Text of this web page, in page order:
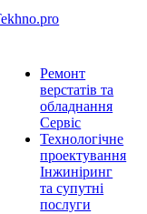
Ремонт
верстатів та
обладнання
Сервіс
Технологічне
проектування
Інжиніринг
та супутні
послуги